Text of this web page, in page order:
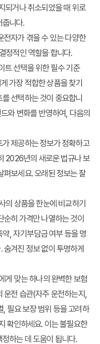
되거나 취소되었을 때 위로
줍니다.
전자가 겪을 수 있는 다양한
정적인 역할을 합니다.
선택을 위한 필수 기준
가장 적합한 상품을 찾기
선택하는 것이 중요합니
와 변화를 반영하여, 다음의
가 제공하는 정보가 정확하고
2026년의 새로운 법규나 보
펴보세요. 오래된 정보는 잘
의 상품을 한눈에 비교하기
히 가격만 나열하는 것이
, 자기부담금 여부 등을 명
겨진 정보 없이 투명하게
게 맞는 하나의 완벽한 보험
전 습관(자주 운전하는지,
필요 보장 범위 등을 고려하
확인하세요. 이는 불필요한
하는 데 도움이 됩니다.